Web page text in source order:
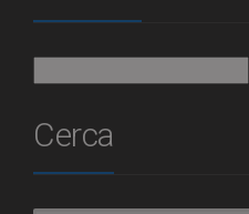
Cerca